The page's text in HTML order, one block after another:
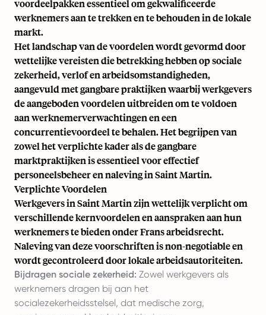
voordeelpakken essentieel om gekwalificeerde
werknemers aan te trekken en te behouden in de lokale
markt.
Het landschap van de voordelen wordt gevormd door
wettelijke vereisten die betrekking hebben op sociale
zekerheid, verlof en arbeidsomstandigheden,
aangevuld met gangbare praktijken waarbij werkgevers
de aangeboden voordelen uitbreiden om te voldoen
aan werknemerverwachtingen en een
concurrentievoordeel te behalen. Het begrijpen van
zowel het verplichte kader als de gangbare
marktpraktijken is essentieel voor effectief
personeelsbeheer en naleving in Saint Martin.
Verplichte Voordelen
Werkgevers in Saint Martin zijn wettelijk verplicht om
verschillende kernvoordelen en aanspraken aan hun
werknemers te bieden onder Frans arbeidsrecht.
Naleving van deze voorschriften is non-negotiable en
wordt gecontroleerd door lokale arbeidsautoriteiten.
Bijdragen sociale zekerheid: Zowel werkgevers als
werknemers dragen bij aan het
socialezekerheidsstelsel, dat medische zorg,